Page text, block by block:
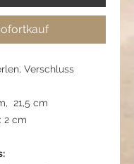
Verschluss
21,5 cm
2 cm